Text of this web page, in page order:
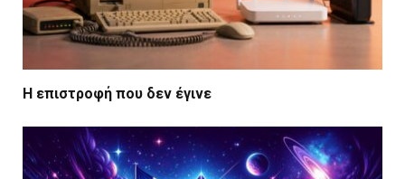
Η επιστροφή που δεν έγινε